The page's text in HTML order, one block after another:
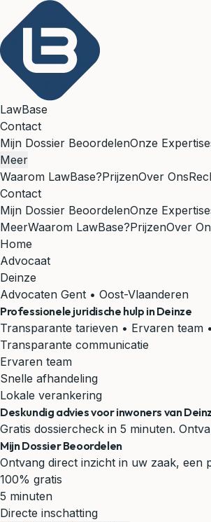
LawBase
Contact
Mijn Dossier BeoordelenOnze
Meer
Waarom LawBase?PrijzenOver Ons
Contact
Mijn Dossier BeoordelenOnze
MeerWaarom LawBase?PrijzenOver
Home
Advocaat
Deinze
Advocaten Gent • Oost-Vlaanderen
Professionele juridische hulp inDeinze
Transparante tarieven • Ervaren team
Transparante communicatie
Ervaren team
Snelle afhandeling
Lokale verankering
Deskundig advies voor inwoners van
Gratis dossiercheck in 5 minuten.
Mijn Dossier Beoordelen
Ontvang direct inzicht in uw zaak, een
100% gratis
5 minuten
Directe inschatting